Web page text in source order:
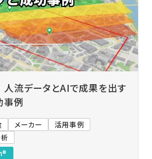
流データとAIで成果を出す
事例
メーカー
活用事例